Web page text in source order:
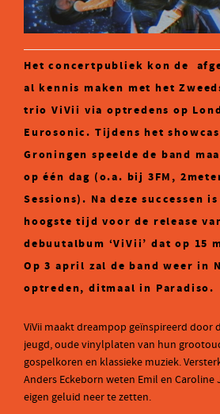
Het concertpubliek kon de
al kennis maken met het
trio ViVii via optredens op
Eurosonic. Tijdens het
Groningen speelde de band
op één dag (o.a. bij 3FM,
Sessions). Na deze successen
hoogste tijd voor de release
debuutalbum ‘ViVii’ dat op 15
Op 3 april zal de band weer in
optreden, ditmaal in Paradiso.
ViVii maakt dreampop geïnspireerd door
jeugd, oude vinylplaten van hun
gospelkoren en klassieke muziek.
Anders Eckeborn weten Emil en Caroline
eigen geluid neer te zetten.